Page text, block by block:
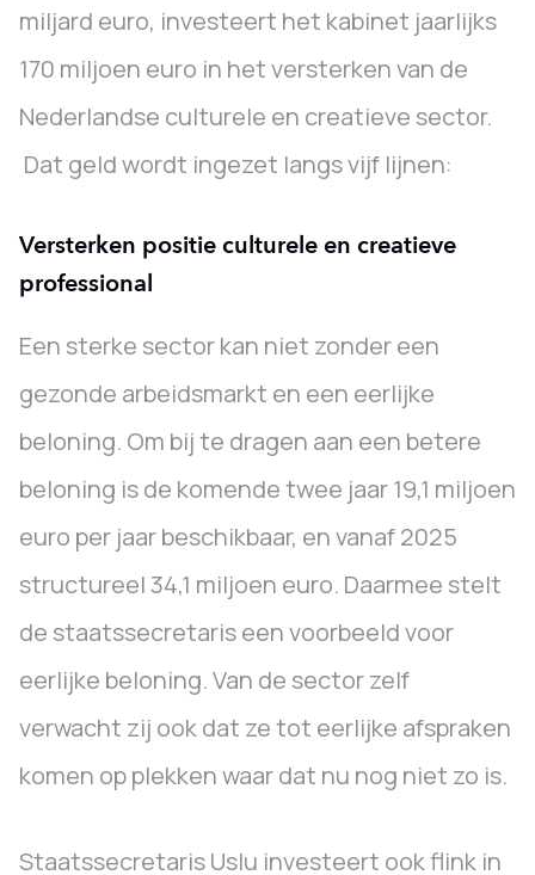
miljard euro, investeert het kabinet jaarlijks
170 miljoen euro in het versterken van de
Nederlandse culturele en creatieve sector.
Dat geld wordt ingezet langs vijf lijnen:
Versterken positie culturele en creatieve
professional
Een sterke sector kan niet zonder een
gezonde arbeidsmarkt en een eerlijke
beloning. Om bij te dragen aan een betere
beloning is de komende twee jaar 19,1 miljoen
euro per jaar beschikbaar, en vanaf 2025
structureel 34,1 miljoen euro. Daarmee stelt
de staatssecretaris een voorbeeld voor
eerlijke beloning. Van de sector zelf
verwacht zij ook dat ze tot eerlijke afspraken
komen op plekken waar dat nu nog niet zo is.
Staatssecretaris Uslu investeert ook flink in